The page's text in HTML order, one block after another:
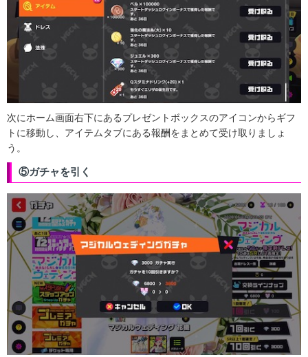
次にホーム画面右下にあるプレゼントボックスのアイコンからギフ
トに移動し、アイテムタブにある報酬をまとめて受け取りましょ
う。
⑤ガチャを引く